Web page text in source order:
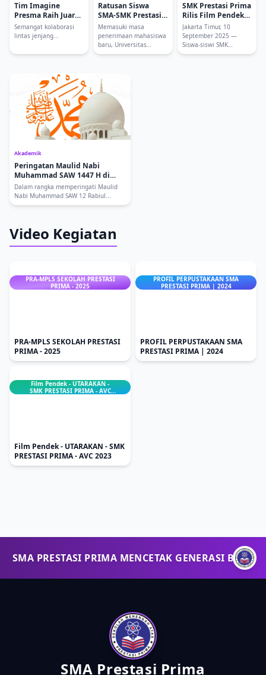
Tim Imagine
Presma Raih Juara
2 Nasional JHIC
2025
Semangat kolaborasi
lintas jenjang...
Ratusan Siswa
SMA-SMK Prestasi
Prima Hadiri
Sosialisasi Jalur
Masuk UPNVJ
Memasuki masa
penerimaan mahasiswa
baru, Universitas
Pembang...
SMK Prestasi Prima
Rilis Film Pendek
“Jejak Satu Kak”
Karya Oren’s
Studio Production
Jakarta Timur, 10
September 2025 —
Siswa-siswi SMK
Prestasi...
Akademik
Peringatan Maulid Nabi
Muhammad SAW 1447 H di
SMA Prestasi Prima
Dalam rangka memperingati Maulid
Nabi Muhammad SAW 12 Rabiul...
Video Kegiatan
PRA-MPLS SEKOLAH PRESTASI
PRIMA - 2025
PRA-MPLS SEKOLAH PRESTASI
PRIMA - 2025
PROFIL PERPUSTAKAAN SMA
PRESTASI PRIMA | 2024
PROFIL PERPUSTAKAAN SMA
PRESTASI PRIMA | 2024
Film Pendek - UTARAKAN -
SMK PRESTASI PRIMA - AVC
Film Pendek - UTARAKAN - SMK
PRESTASI PRIMA - AVC 2023
SMA PRESTASI PRIMA MENCETAK GENERASI
SMA Prestasi Prima